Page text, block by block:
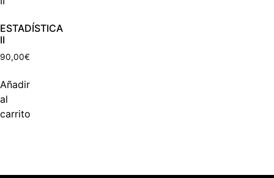
ESTADÍSTICA
II
90,00€
Añadir
al
carrito